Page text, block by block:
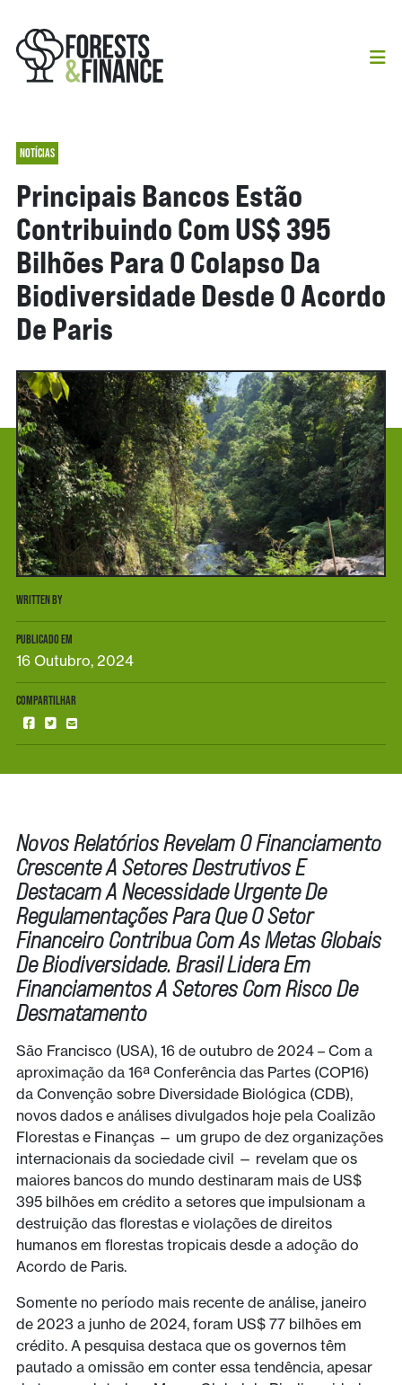
NOTÍCIAS
Principais Bancos Estão
Contribuindo Com US$ 395
Bilhões Para O Colapso Da
Biodiversidade Desde O Acordo
De Paris
WRITTEN BY
PUBLICADO EM
16 Outubro, 2024
COMPARTILHAR
Novos Relatórios Revelam O Financiamento
Crescente A Setores Destrutivos E
Destacam A Necessidade Urgente De
Regulamentações Para Que O Setor
Financeiro Contribua Com As Metas Globais
De Biodiversidade. Brasil Lidera Em
Financiamentos A Setores Com Risco De
Desmatamento
São Francisco (USA), 16 de outubro de 2024 – Com a
aproximação da 16ª Conferência das Partes (COP16)
da Convenção sobre Diversidade Biológica (CDB),
novos dados e análises divulgados hoje pela Coalizão
Florestas e Finanças — um grupo de dez organizações
internacionais da sociedade civil — revelam que os
maiores bancos do mundo destinaram mais de US$
395 bilhões em crédito a setores que impulsionam a
destruição das florestas e violações de direitos
humanos em florestas tropicais desde a adoção do
Acordo de Paris.
Somente no período mais recente de análise, janeiro
de 2023 a junho de 2024, foram US$ 77 bilhões em
crédito. A pesquisa destaca que os governos têm
pautado a omissão em conter essa tendência, apesar